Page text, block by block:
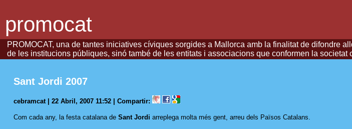
promocat
PROMOCAT, una de tantes iniciatives cíviques sorgides a Mallorca amb la finalitat de difondre
de les institucions públiques, sinó també de les entitats i associacions que conformen la societat
Sant Jordi 2007
cebramcat | 22 Abril, 2007 11:52 | Compartir:
Com cada any, la festa catalana de Sant Jordi arreplega molta més gent, arreu dels Països Catalans.